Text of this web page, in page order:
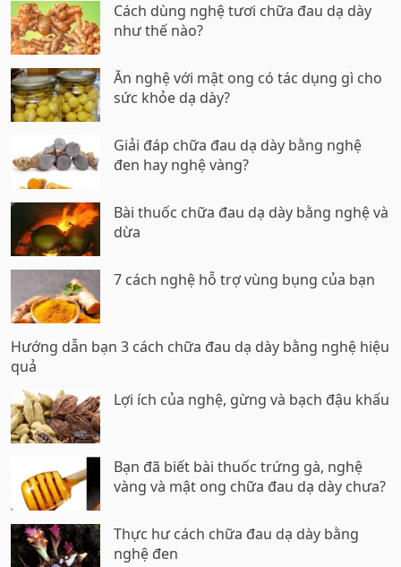
Cách dùng nghệ tươi chữa đau dạ dày
như thế nào?
Ăn nghệ với mật ong có tác dụng gì cho
sức khỏe dạ dày?
Giải đáp chữa đau dạ dày bằng nghệ
đen hay nghệ vàng?
Bài thuốc chữa đau dạ dày bằng nghệ và
dừa
7 cách nghệ hỗ trợ vùng bụng của bạn
Hướng dẫn bạn 3 cách chữa đau dạ dày bằng nghệ hiệu
quả
Lợi ích của nghệ, gừng và bạch đậu khấu
Bạn đã biết bài thuốc trứng gà, nghệ
vàng và mật ong chữa đau dạ dày chưa?
Thực hư cách chữa đau dạ dày bằng
nghệ đen